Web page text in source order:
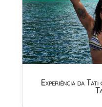
Experiência da Tati